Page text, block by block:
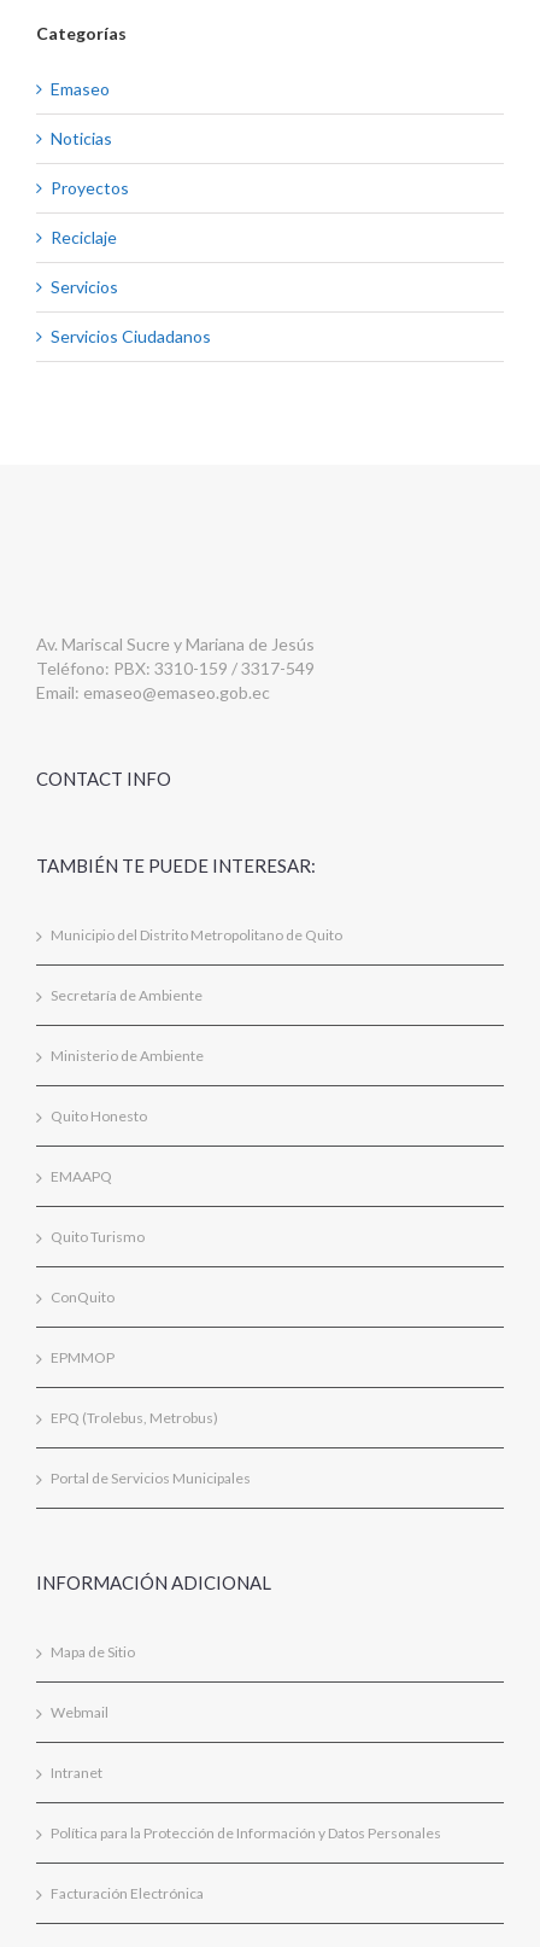
Categorías
Emaseo
Noticias
Proyectos
Reciclaje
Servicios
Servicios Ciudadanos
Av. Mariscal Sucre y Mariana de Jesús
Teléfono: PBX: 3310-159 / 3317-549
Email: emaseo@emaseo.gob.ec
CONTACT INFO
TAMBIÉN TE PUEDE INTERESAR:
Municipio del Distrito Metropolitano de Quito
Secretaría de Ambiente
Ministerio de Ambiente
Quito Honesto
EMAAPQ
Quito Turismo
ConQuito
EPMMOP
EPQ (Trolebus, Metrobus)
Portal de Servicios Municipales
INFORMACIÓN ADICIONAL
Mapa de Sitio
Webmail
Intranet
Política para la Protección de Información y Datos Personales
Facturación Electrónica